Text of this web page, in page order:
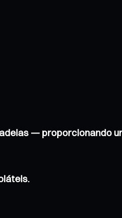
— proporcionando